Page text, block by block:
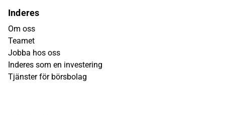
Inderes
Om oss
Teamet
Jobba hos oss
Inderes som en investering
Tjänster för börsbolag